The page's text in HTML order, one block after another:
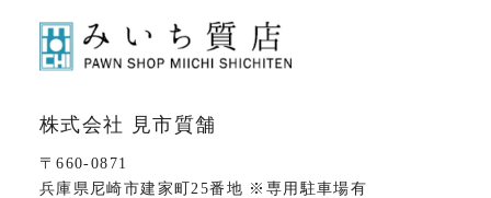
株式会社 見市質舗
〒660-0871
兵庫県尼崎市建家町25番地 ※専用駐車場有